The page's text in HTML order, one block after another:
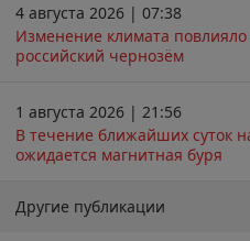
4 августа 2026 | 07:38
Изменение климата повлияло
российский чернозём
1 августа 2026 | 21:56
В течение ближайших суток
ожидается магнитная буря
Другие публикации